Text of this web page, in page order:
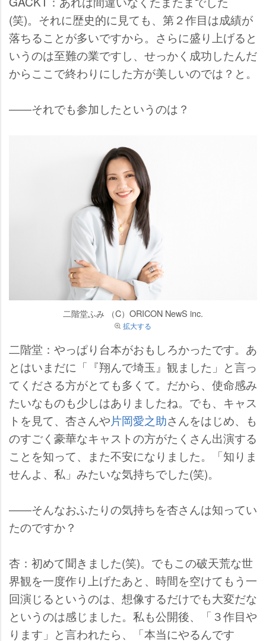
(笑)。それに歴史的に見ても、第２作目は成績が
落ちることが多いですから。さらに盛り上げると
いうのは至難の業ですし、せっかく成功したんだ
からここで終わりにした方が美しいのでは？と。
――それでも参加したというのは？
二階堂ふみ （C）ORICON NewS inc.
拡大する
二階堂：やっぱり台本がおもしろかったです。あ
とはいまだに「『翔んで埼玉』観ました」と言っ
てくださる方がとても多くて。だから、使命感み
たいなものも少しはありましたね。でも、キャス
トを見て、杏さん片岡愛之助さんをはじめ、も
のすごく豪華なキャストの方がたくさん出演する
ことを知って、また不安になりました。「知りま
せんよ、私」みたいな気持ちでした(笑)。
――そんなおふたりの気持ちを杏さんは知ってい
たのですか？
杏：初めて聞きました(笑)。でもこの破天荒な世
界観を一度作り上げたあと、時間を空けてもう一
回演じるというのは、想像するだけでも大変だな
というのは感じました。私も公開後、「３作目
ります」と言われたら、「本当にやるんです